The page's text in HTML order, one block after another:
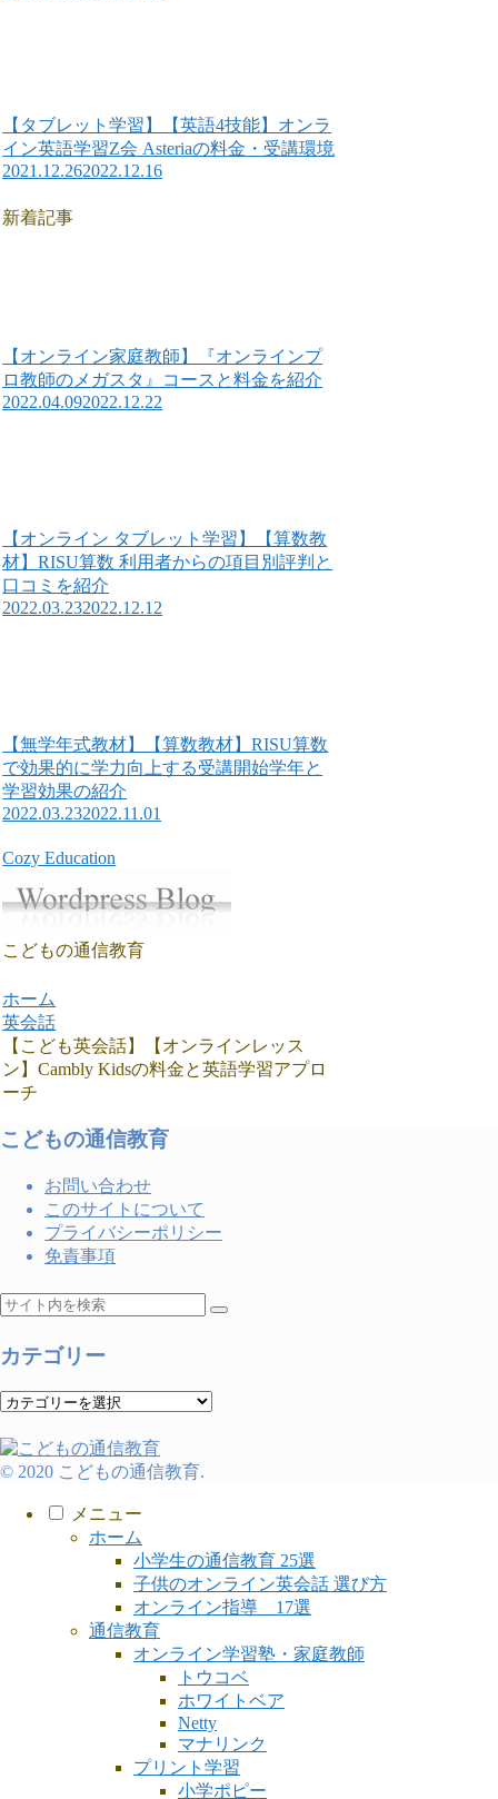
【タブレット学習】【英語4技能】オンラ
イン英語学習Z会 Asteriaの料金・受講環境
2021.12.262022.12.16
新着記事
【オンライン家庭教師】『オンラインプ
ロ教師のメガスタ』コースと料金を紹介
2022.04.092022.12.22
【オンライン タブレット学習】【算数教
材】RISU算数 利用者からの項目別評判と
口コミを紹介
2022.03.232022.12.12
【無学年式教材】【算数教材】RISU算数
で効果的に学力向上する受講開始学年と
学習効果の紹介
2022.03.232022.11.01
Cozy Education
こどもの通信教育
ホーム
英会話
【こども英会話】【オンラインレッス
ン】Cambly Kidsの料金と英語学習アプロ
ーチ
こどもの通信教育
お問い合わせ
このサイトについて
プライバシーポリシー
免責事項
カテゴリー
カ
ゴ
リ
© 2020 こどもの通信教育.
メニュー
ホーム
小学生の通信教育 25選
子供のオンライン英会話 選び方
オンライン指導 17選
通信教育
オンライン学習塾・家庭教師
トウコベ
ホワイトベア
Netty
マナリンク
プリント学習
小学ポピー